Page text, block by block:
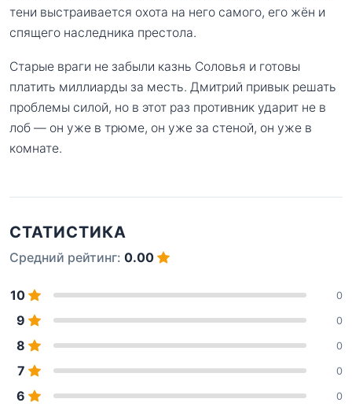
тени выстраивается охота на него самого, его жён и
спящего наследника престола.
Старые враги не забыли казнь Соловья и готовы
платить миллиарды за месть. Дмитрий привык решать
проблемы силой, но в этот раз противник ударит не в
лоб — он уже в трюме, он уже за стеной, он уже в
комнате.
СТАТИСТИКА
Средний рейтинг: 0.00
10 0
9 0
8 0
7 0
6 0